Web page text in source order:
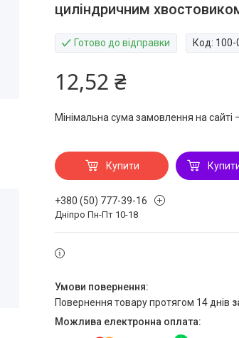
циліндричним
Готово до відправки Код: 100-
12,52 ₴
Мінімальна сума замовлення на сайті
Купити
+380 (50) 777-39-16
Дніпро Пн-Пт 10-18
повернення товару протягом 14 днів